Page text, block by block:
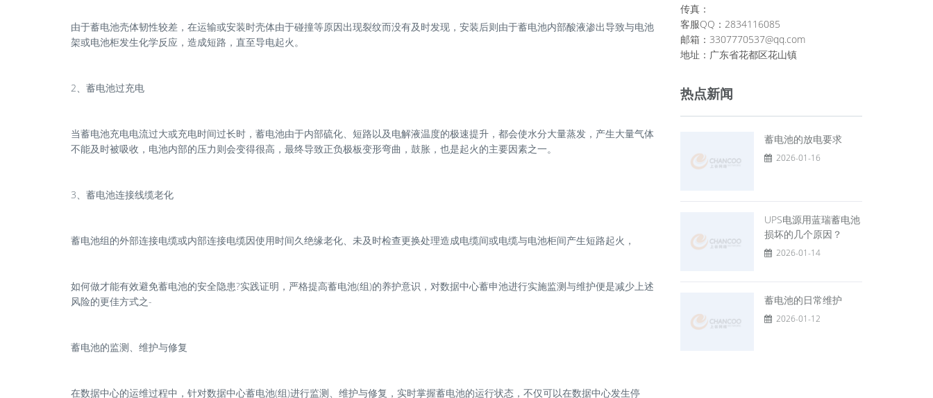
由于蓄电池壳体韧性较差，在运输或安装时壳体由于碰撞等原因出现裂纹而没有及时发现，安装后则由于蓄电池内部酸液渗出导致与电池
架或电池柜发生化学反应，造成短路，直至导电起火。
2、蓄电池过充电
当蓄电池充电电流过大或充电时间过长时，蓄电池由于内部硫化、短路以及电解液温度的极速提升，都会使水分大量蒸发，产生大量气体
不能及时被吸收，电池内部的压力则会变得很高，最终导致正负极板变形弯曲，鼓胀，也是起火的主要因素之一。
3、蓄电池连接线缆老化
蓄电池组的外部连接电缆或内部连接电缆因使用时间久绝缘老化、未及时检查更换处理造成电缆间或电缆与电池柜间产生短路起火，
如何做才能有效避免蓄电池的安全隐患?实践证明，严格提高蓄电池(组)的养护意识，对数据中心蓄申池进行实施监测与维护便是减少上述
风险的更佳方式之-
蓄电池的监测、维护与修复
在数据中心的运维过程中，针对数据中心蓄电池(组)进行监测、维护与修复，实时掌握蓄电池的运行状态，不仅可以在数据中心发生停
传真：
客服QQ：2834116085
邮箱：3307770537@qq.com
地址：广东省花都区花山镇
热点新闻
蓄电池的放电要求
2026-01-16
UPS电源用蓝瑞蓄电池
损坏的几个原因？
2026-01-14
蓄电池的日常维护
2026-01-12